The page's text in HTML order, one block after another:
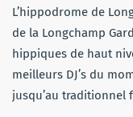
L’hippodrome de
de la Longchamp
hippiques de haut
meilleurs DJ’s du
jusqu’au traditionnel